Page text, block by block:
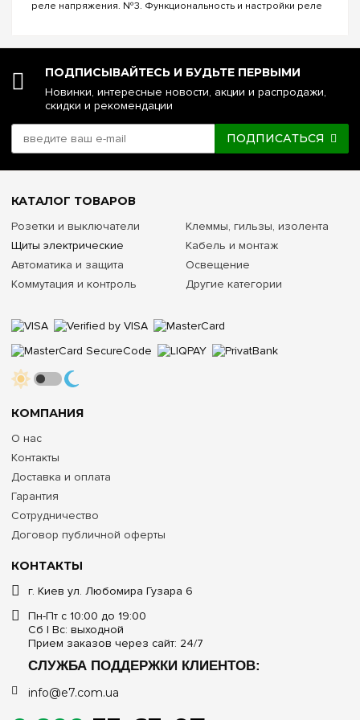
реле напряжения. №3. Функциональность и настройки реле
ПОДПИСЫВАЙТЕСЬ И БУДЬТЕ ПЕРВЫМИ
Новинки, интересные новости, акции и распродажи,
скидки и рекомендации
ПОДПИСАТЬСЯ
КОНТАКТЫ
г. Киев ул. Любомира Гузара 6
Пн-Пт с 10:00 до 19:00
Сб | Вс: выходной
Прием заказов через сайт: 24/7
СЛУЖБА ПОДДЕРЖКИ КЛИЕНТОВ:
info@e7.com.ua
КОМПАНИЯ
О нас
Контакты
Доставка и оплата
Гарантия
Сотрудничество
Договор публичной оферты
КАТАЛОГ ТОВАРОВ
Розетки и выключатели
Щиты электрические
Автоматика и защита
Коммутация и контроль
Клеммы, гильзы, изолента
Кабель и монтаж
Освещение
Другие категории